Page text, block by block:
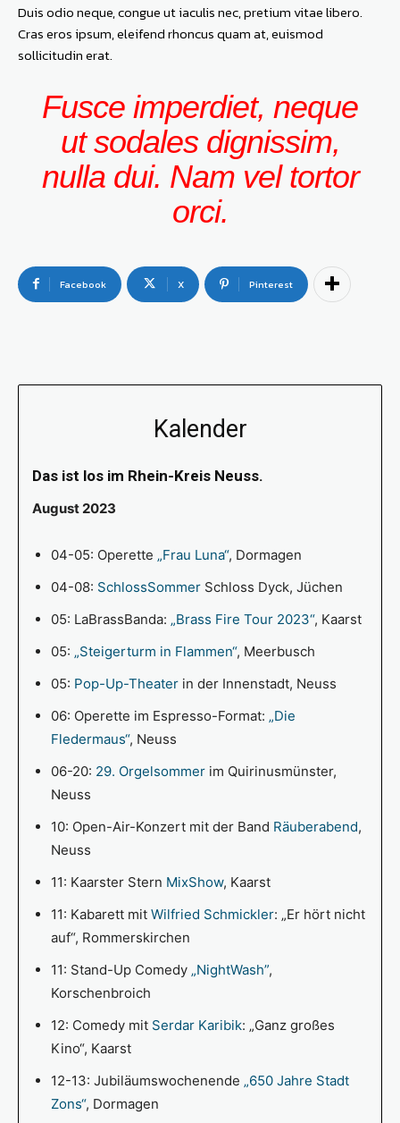
Duis odio neque, congue ut iaculis nec, pretium vitae libero.
Cras eros ipsum, eleifend rhoncus quam at, euismod
sollicitudin erat.
Fusce imperdiet, neque
ut sodales dignissim,
nulla dui. Nam vel tortor
orci.
Facebook X Pinterest
Kalender
Das ist los im Rhein-Kreis Neuss.
August 2023
04-05: Operette „Frau Luna“, Dormagen
04-08: SchlossSommer Schloss Dyck, Jüchen
05: LaBrassBanda: „Brass Fire Tour 2023“, Kaarst
05: „Steigerturm in Flammen“, Meerbusch
05: Pop-Up-Theater in der Innenstadt, Neuss
06: Operette im Espresso-Format: „Die
Fledermaus“, Neuss
06-20: 29. Orgelsommer im Quirinusmünster,
Neuss
10: Open-Air-Konzert mit der Band Räuberabend,
Neuss
11: Kaarster Stern MixShow, Kaarst
11: Kabarett mit Wilfried Schmickler: „Er hört nicht
auf“, Rommerskirchen
11: Stand-Up Comedy „NightWash”,
Korschenbroich
12: Comedy mit Serdar Karibik: „Ganz großes
Kino“, Kaarst
12-13: Jubiläumswochenende „650 Jahre Stadt
Zons“, Dormagen